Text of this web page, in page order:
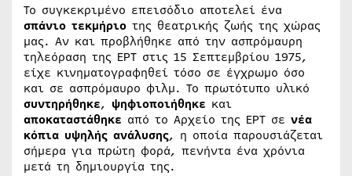
Το συγκεκριμένο επεισόδιο αποτελεί ένα
σπάνιο τεκμήριο της θεατρικής ζωής της χώρας
μας. Αν και προβλήθηκε από την ασπρόμαυρη
τηλεόραση της ΕΡΤ στις 15 Σεπτεμβρίου 1975,
είχε κινηματογραφηθεί τόσο σε έγχρωμο όσο
και σε ασπρόμαυρο φιλμ. Το πρωτότυπο υλικό
συντηρήθηκε, ψηφιοποιήθηκε και
αποκαταστάθηκε από το Αρχείο της ΕΡΤ σε νέα
κόπια υψηλής ανάλυσης, η οποία παρουσιάζεται
σήμερα για πρώτη φορά, πενήντα ένα χρόνια
μετά τη δημιουργία της.